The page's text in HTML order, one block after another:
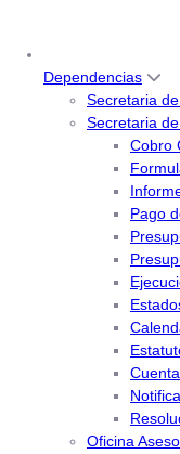
Dependencias
Secretaria
Secretaria
Cobro
Pago
Oficina